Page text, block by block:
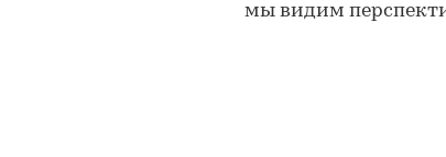
мы видим